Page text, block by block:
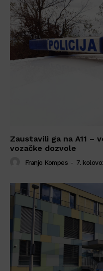
Zaustavili ga na A11 –
vozačke dozvole
Franjo Kompes - 7.